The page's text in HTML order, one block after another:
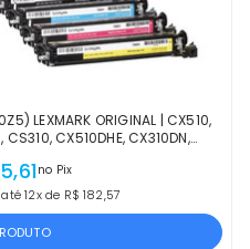
LEXMARK ORIGINAL | CX510,
CX510DHE, CX310DN,
no Pix
12x de R$ 182,57